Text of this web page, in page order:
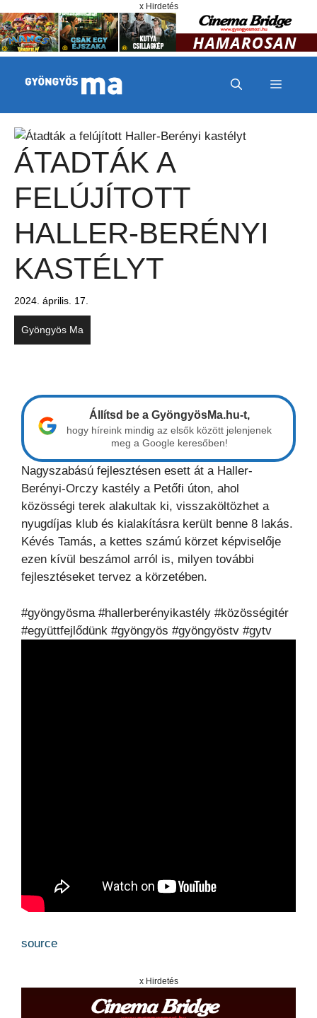
x Hirdetés
MENÜ
ÁTADTÁK A
FELÚJÍTOTT
HALLER-BERÉNYI
KASTÉLYT
2024. április. 17.
Gyöngyös Ma
Állítsd be a GyöngyösMa.hu-t,
hogy híreink mindig az elsők között jelenjenek
meg a Google keresőben!
Nagyszabású fejlesztésen esett át a Haller-
Berényi-Orczy kastély a Petőfi úton, ahol
közösségi terek alakultak ki, visszaköltözhet a
nyugdíjas klub és kialakításra került benne 8 lakás.
Kévés Tamás, a kettes számú körzet képviselője
ezen kívül beszámol arról is, milyen további
fejlesztéseket tervez a körzetében.
#gyöngyösma #hallerberényikastély #közösségitér
#együttfejlődünk #gyöngyös #gyöngyöstv #gytv
source
x Hirdetés